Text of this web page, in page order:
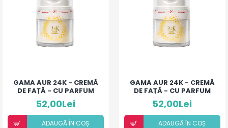
GAMA AUR 24K - CREMĂ
DE FAȚĂ - CU PARFUM
DE IASOMIE
52,00Lei
ADAUGÃ ÎN COȘ
GAMA AUR 24K - CREMĂ
DE FAȚĂ - CU PARFUM
DE OUD
52,00Lei
ADAUGÃ ÎN COȘ